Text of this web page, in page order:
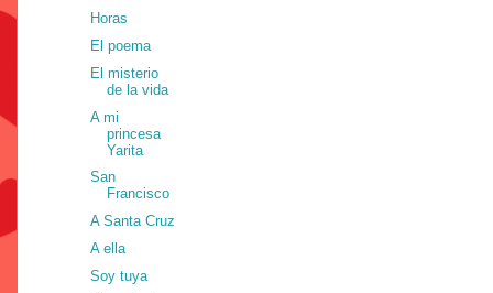
Horas
El poema
El misterio
de la vida
A mi
princesa
Yarita
San
Francisco
A Santa Cruz
A ella
Soy tuya